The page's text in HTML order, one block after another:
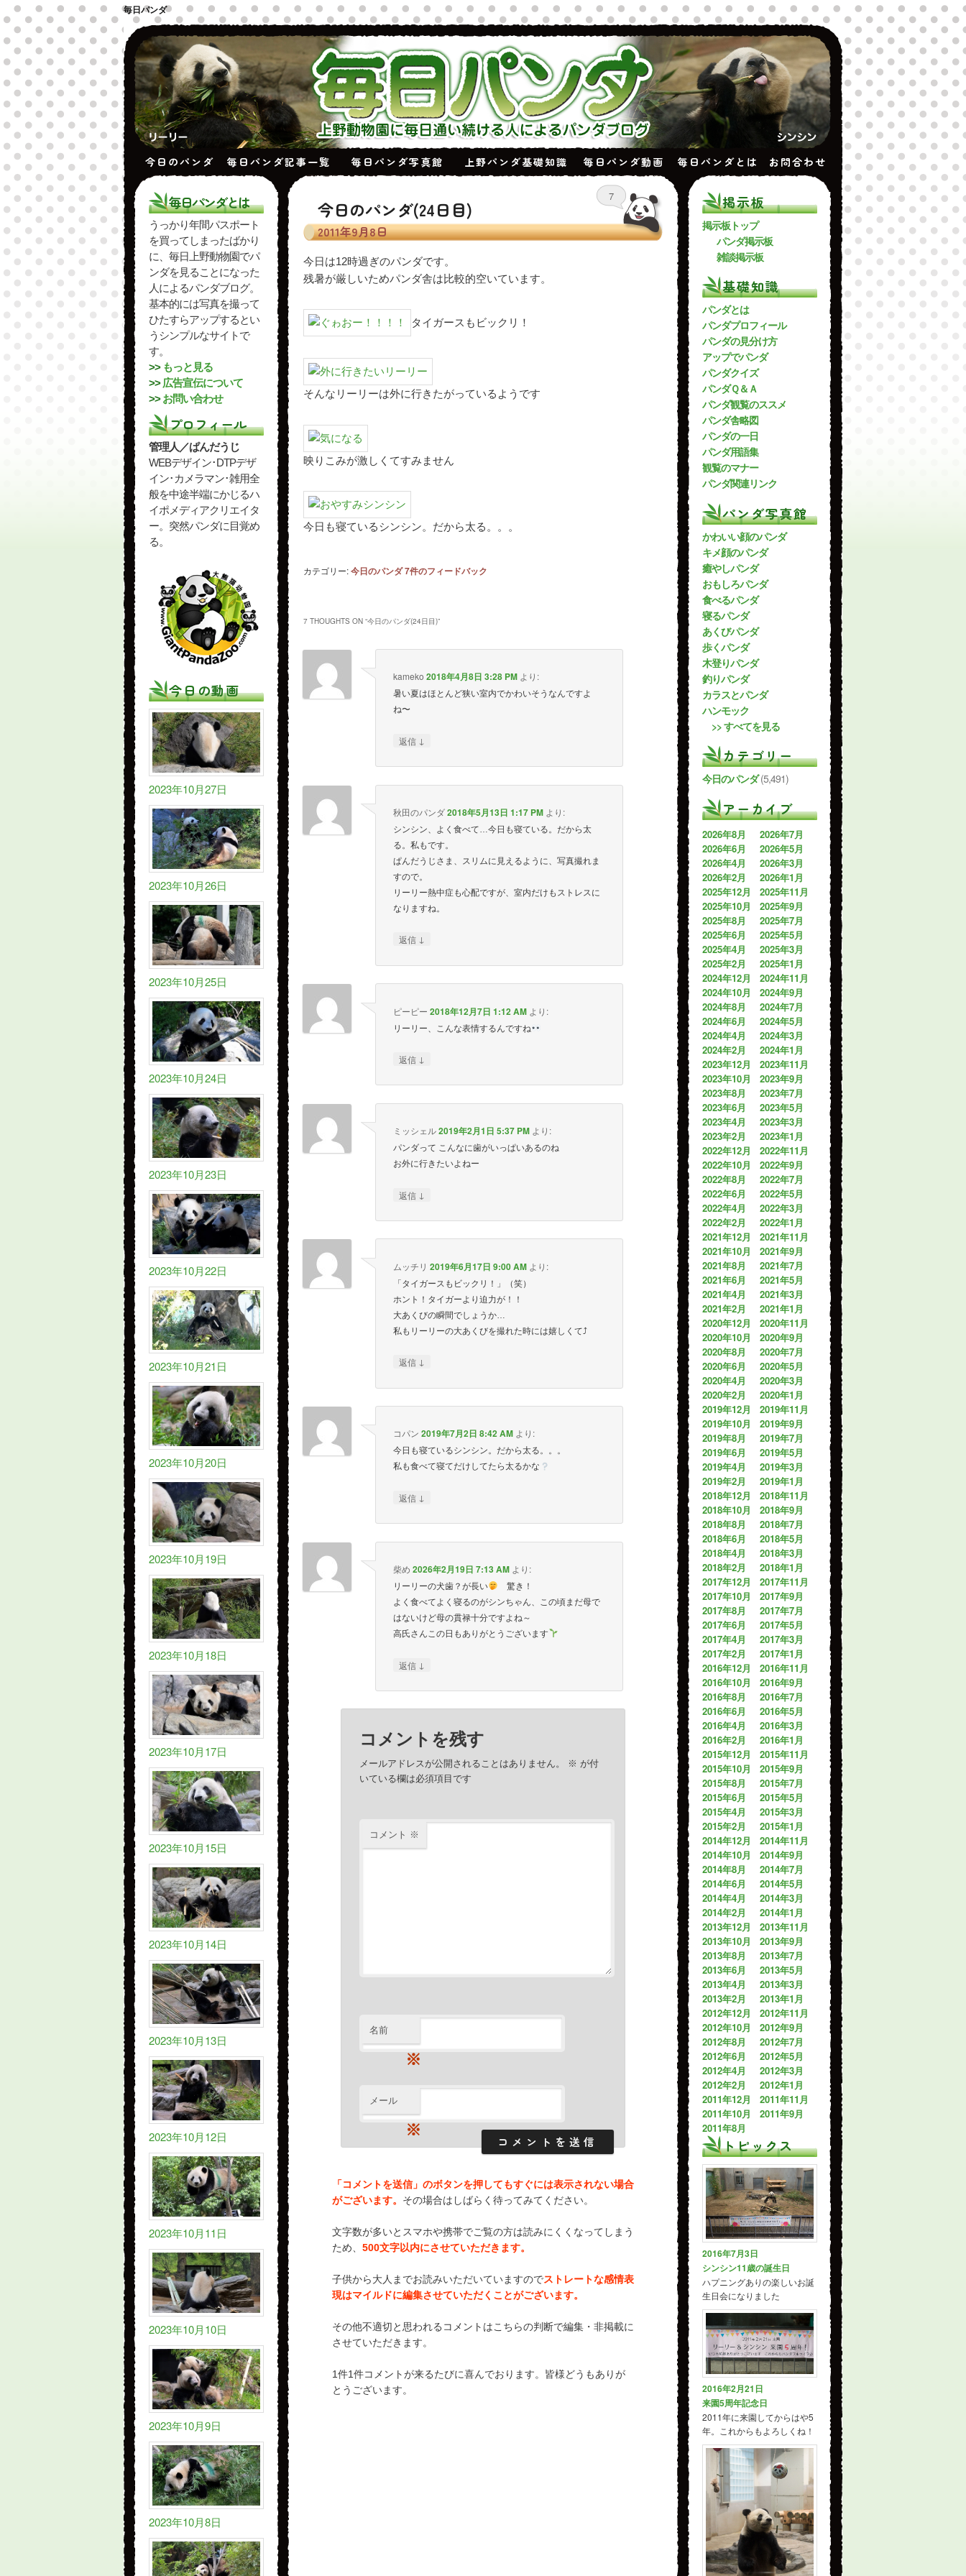
毎日パンダ
今日のパンダ 毎日パンダ記事一覧 毎日パンダ写真館 上野パンダ基礎知識 毎日パンダ動画 毎日パンダとは お問合わせ
毎日パンダとは
うっかり年間パスポート
を買ってしまったばかり
に、毎日上野動物園でパ
ンダを見ることになった
人によるパンダブログ。
基本的には写真を撮って
ひたすらアップするとい
うシンプルなサイトで
す。
>> もっと見る
>>広告宣伝について
>>お問い合わせ
プロフィール
管理人／ぱんだうじ
WEBデザイン･DTPデザ
イン･カメラマン･雑用全
般を中途半端にかじるハ
イポメディアクリエイタ
ー。突然パンダに目覚め
る。
今日の動画
2023年10月27日
2023年10月26日
2023年10月25日
2023年10月24日
2023年10月23日
2023年10月22日
2023年10月21日
2023年10月20日
2023年10月19日
2023年10月18日
2023年10月17日
2023年10月15日
2023年10月14日
2023年10月13日
2023年10月12日
2023年10月11日
2023年10月10日
2023年10月9日
2023年10月8日
今日のパンダ(24日目)
2011年9月8日
7
今日は12時過ぎのパンダです。
残暑が厳しいためパンダ舎は比較的空いています。
タイガースもビックリ！
そんなリーリーは外に行きたがっているようです
映りこみが激しくてすみません
今日も寝ているシンシン。だから太る。。。
カテゴリー:今日のパンダ7件のフィードバック
7 THOUGHTS ON “今日のパンダ(24日目)”
kameko 2018年4月8日 3:28 PM より:
暑い夏はほとんど狭い室内でかわいそうなんですよ
ね〜
返信 ↓
秋田のパンダ2018年5月13日 1:17 PM より:
シンシン、よく食べて…今日も寝ている。だから太
る。私もです。
ぱんだうじさま、スリムに見えるように、写真撮れま
すので。
リーリー熱中症も心配ですが、室内だけもストレスに
なりますね。
返信 ↓
ピーピー 2018年12月7日 1:12 AM より:
リーリー、こんな表情するんですね
返信 ↓
ミッシェル2019年2月1日 5:37 PM より:
パンダって こんなに歯がいっぱいあるのね
お外に行きたいよねー
返信 ↓
ムッチリ 2019年6月17日 9:00 AM より:
「タイガースもビックリ！」（笑）
ホント！タイガーより迫力が！！
大あくびの瞬間でしょうか…
私もリーリーの大あくびを撮れた時には嬉しくて⤴︎
返信 ↓
コパン 2019年7月2日 8:42 AM より:
今日も寝ているシンシン。だから太る。。。
私も食べて寝てだけしてたら太るかな
返信 ↓
柴め 2026年2月19日 7:13 AM より:
リーリーの犬歯？が長い
驚き！
よく食べてよく寝るのがシンちゃん、この頃まだ母で
はないけど母の貫禄十分ですよね～
高氏さんこの日もありがとうございます
返信 ↓
コメントを残す
メールアドレスが公開されることはありません。 ※ が付
いている欄は必須項目です
コメント ※
名前
※
メール
※
「コメントを送信」のボタンを押してもすぐには表示されない場合
がございます。 その場合はしばらく待ってみてください。
文字数が多いとスマホや携帯でご覧の方は読みにくくなってしまう
ため、 500文字以内にさせていただきます。
子供から大人までお読みいただいていますのでストレートな感情表
現はマイルドに編集させていただくことがございます。
その他不適切と思われるコメントはこちらの判断で編集・非掲載に
させていただきます。
1件1件コメントが来るたびに喜んでおります。皆様どうもありが
とうございます。
掲示板
掲示板トップ
パンダ掲示板
雑談掲示板
基礎知識
パンダとは
パンダプロフィール
パンダの見分け方
アップでパンダ
パンダクイズ
パンダＱ＆Ａ
パンダ観覧のススメ
パンダ舎略図
パンダの一日
パンダ用語集
観覧のマナー
パンダ関連リンク
パンダ写真館
かわいい顔のパンダ
キメ顔のパンダ
癒やしパンダ
おもしろパンダ
食べるパンダ
寝るパンダ
あくびパンダ
歩くパンダ
木登りパンダ
釣りパンダ
カラスとパンダ
ハンモック
>> すべてを見る
カテゴリー
今日のパンダ(5,491)
アーカイブ
2026年8月
2026年7月
2026年6月
2026年5月
2026年4月
2026年3月
2026年2月
2026年1月
2025年12月
2025年11月
2025年10月
2025年9月
2025年8月
2025年7月
2025年6月
2025年5月
2025年4月
2025年3月
2025年2月
2025年1月
2024年12月
2024年11月
2024年10月
2024年9月
2024年8月
2024年7月
2024年6月
2024年5月
2024年4月
2024年3月
2024年2月
2024年1月
2023年12月
2023年11月
2023年10月
2023年9月
2023年8月
2023年7月
2023年6月
2023年5月
2023年4月
2023年3月
2023年2月
2023年1月
2022年12月
2022年11月
2022年10月
2022年9月
2022年8月
2022年7月
2022年6月
2022年5月
2022年4月
2022年3月
2022年2月
2022年1月
2021年12月
2021年11月
2021年10月
2021年9月
2021年8月
2021年7月
2021年6月
2021年5月
2021年4月
2021年3月
2021年2月
2021年1月
2020年12月
2020年11月
2020年10月
2020年9月
2020年8月
2020年7月
2020年6月
2020年5月
2020年4月
2020年3月
2020年2月
2020年1月
2019年12月
2019年11月
2019年10月
2019年9月
2019年8月
2019年7月
2019年6月
2019年5月
2019年4月
2019年3月
2019年2月
2019年1月
2018年12月
2018年11月
2018年10月
2018年9月
2018年8月
2018年7月
2018年6月
2018年5月
2018年4月
2018年3月
2018年2月
2018年1月
2017年12月
2017年11月
2017年10月
2017年9月
2017年8月
2017年7月
2017年6月
2017年5月
2017年4月
2017年3月
2017年2月
2017年1月
2016年12月
2016年11月
2016年10月
2016年9月
2016年8月
2016年7月
2016年6月
2016年5月
2016年4月
2016年3月
2016年2月
2016年1月
2015年12月
2015年11月
2015年10月
2015年9月
2015年8月
2015年7月
2015年6月
2015年5月
2015年4月
2015年3月
2015年2月
2015年1月
2014年12月
2014年11月
2014年10月
2014年9月
2014年8月
2014年7月
2014年6月
2014年5月
2014年4月
2014年3月
2014年2月
2014年1月
2013年12月
2013年11月
2013年10月
2013年9月
2013年8月
2013年7月
2013年6月
2013年5月
2013年4月
2013年3月
2013年2月
2013年1月
2012年12月
2012年11月
2012年10月
2012年9月
2012年8月
2012年7月
2012年6月
2012年5月
2012年4月
2012年3月
2012年2月
2012年1月
2011年12月
2011年11月
2011年10月
2011年9月
2011年8月
トピックス
2016年7月3日
シンシン11歳の誕生日
ハプニングありの楽しいお誕
生日会になりました
2016年2月21日
来園5周年記念日
2011年に来園してからはや5
年。これからもよろしくね！